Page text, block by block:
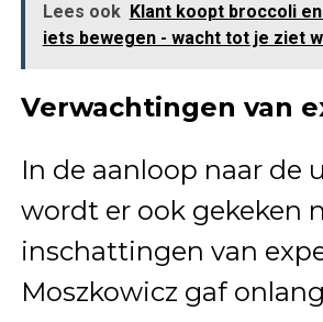
Lees ook Klant koopt broccoli
iets bewegen - wacht tot je ziet
Verwachtingen van
In de aanloop naar de
wordt er ook gekeken
inschattingen van
Moszkowicz gaf